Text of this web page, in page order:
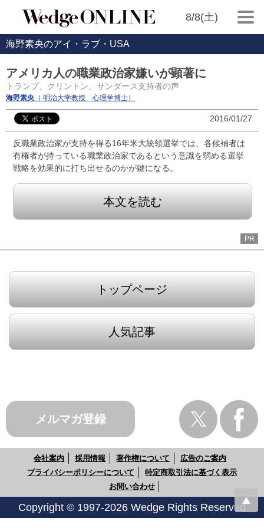
8/8(土)
海野素央のアイ・ラブ・USA
アメリカ人の職業政治家嫌いが顕著に
トランプ、クリントン、サンダース支持者の声
海野素央 （ 明治大学教授 心理学博士）
2016/01/27
反職業政治家が支持を得る16年米大統領選挙では、各候補者は
有権者が持っている職業政治家であるという意識を弱める選挙
戦略を効果的に打ち出せるのかが鍵になる。
本文を読む
PR
トップページ
人気記事
メルマガ登録
会社案内 採用情報 著作権について
広告のご案内
プライバシーポリシーについて
特定商取引法に基づく表示
お問い合わせ
Copyright © 1997-2026 Wedge Rights Reserved